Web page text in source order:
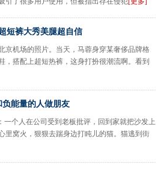
短裤大秀美腿超自信
京机场的照片。当天，马蓉身穿某奢侈品牌格
，搭配上超短热裤，这身打扮很潮流啊。看到
能量的人做朋友
一个人在公司受到老板批评，回到家就把沙发上
里窝火，狠狠去踹身边打盹儿的猫。猫逃到街